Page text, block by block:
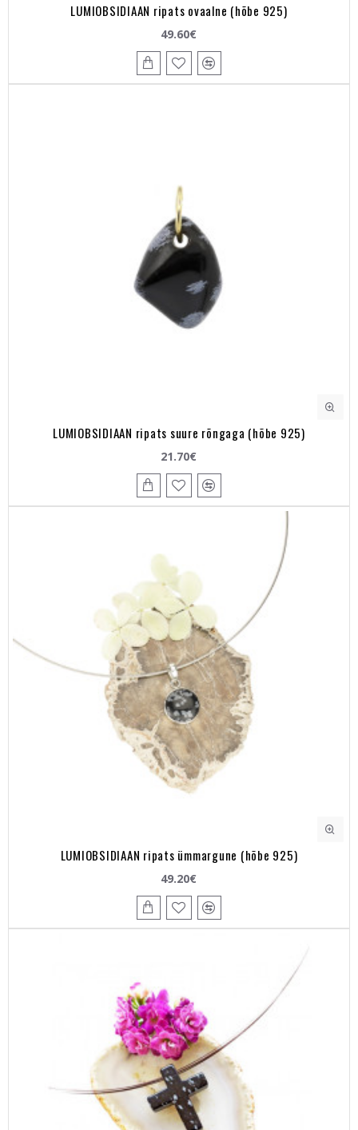
LUMIOBSIDIAAN ripats ovaalne (hõbe 925)
49.60€
LUMIOBSIDIAAN ripats suure rõngaga (hõbe 925)
21.70€
LUMIOBSIDIAAN ripats ümmargune (hõbe 925)
49.20€